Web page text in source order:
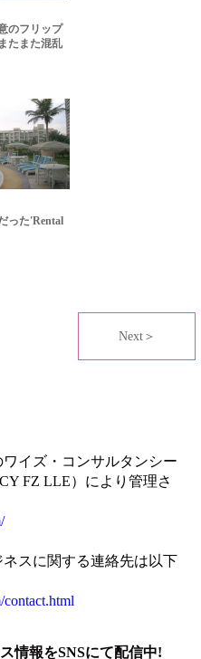
のフリップ
たまた混乱
った'Rental
Next＞
イズ・コンサルタンシー
FZ LLE）により管理さ
スに関する連絡先は以下
情報をSNSにて配信中!